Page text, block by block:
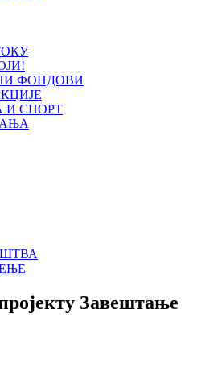
ФОНДОВИ
И СПОРТ
Завештање